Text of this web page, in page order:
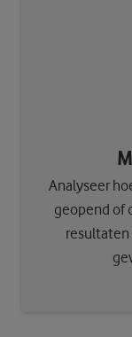
Analyseer
geopend of
resultaten